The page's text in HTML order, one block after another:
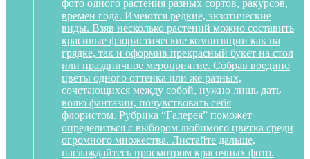
фото одного растения разных сортов, ракурсов,
времен года. Имеются редкие, экзотические
виды. Взяв несколько растений можно составить
красивые флористические композиции как на
грядке, так и оформив прекрасный букет на стол
или праздничное мероприятие. Собрав воедино
цветы одного оттенка или же разных,
сочетающихся между собой, нужно лишь дать
волю фантазии, почувствовать себя
флористом. Рубрика “Галерея” поможет
определиться с выбором любимого цветка среди
огромного множества. Листайте дальше,
наслаждайтесь просмотром красочных фото.